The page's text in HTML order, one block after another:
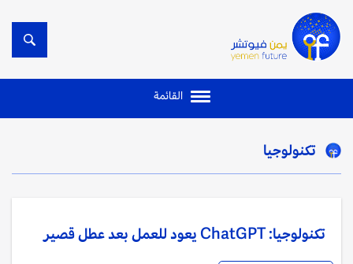
القائمة
تكنولوجيا
تكنولوجيا: ChatGPT يعود للعمل بعد عطل قصير